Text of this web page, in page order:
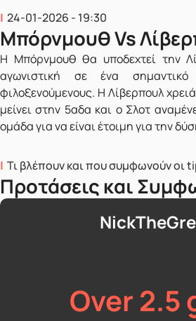
24-01-2026 - 19:30
Μπόρνμουθ Vs
Η Μπόρνμουθ θα υποδεχτεί την
αγωνιστική σε ένα
φιλοξενούμενους. Η Λίβερπουλ
μείνει στην 5αδα και ο Σλοτ
ομάδα για να είναι έτοιμη για την
Τι βλέπουν και που συμφωνούν οι
Προτάσεις και
Over 2.5